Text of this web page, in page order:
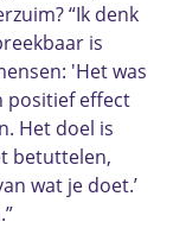
“Ik denk
is
'Het was
positief effect
Het doel is
betuttelen,
wat je doet.’